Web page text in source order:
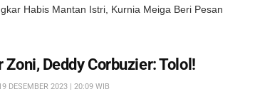
Habis Mantan Istri, Kurnia Meiga Beri Pesan
Deddy Corbuzier: Tolol!
DESEMBER 2023 | 20:09 WIB